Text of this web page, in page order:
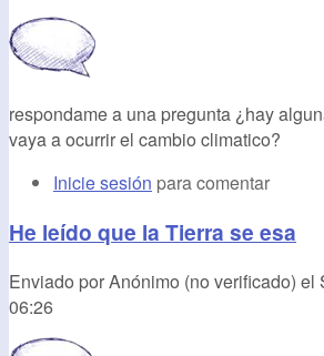
respondame a una pregunta ¿hay
vaya a ocurrir el cambio climatico?
Inicie sesión para comentar
He leído que la Tierra se esa
Enviado porAnónimo (no verificado) el
06:26